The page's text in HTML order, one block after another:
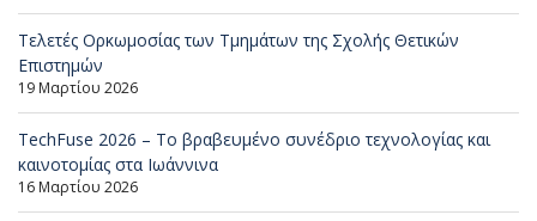
Τελετές Ορκωμοσίας των Τμημάτων της Σχολής Θετικών
Επιστημών
19 Μαρτίου 2026
TechFuse 2026 – Το βραβευμένο συνέδριο τεχνολογίας και
καινοτομίας στα Ιωάννινα
16 Μαρτίου 2026